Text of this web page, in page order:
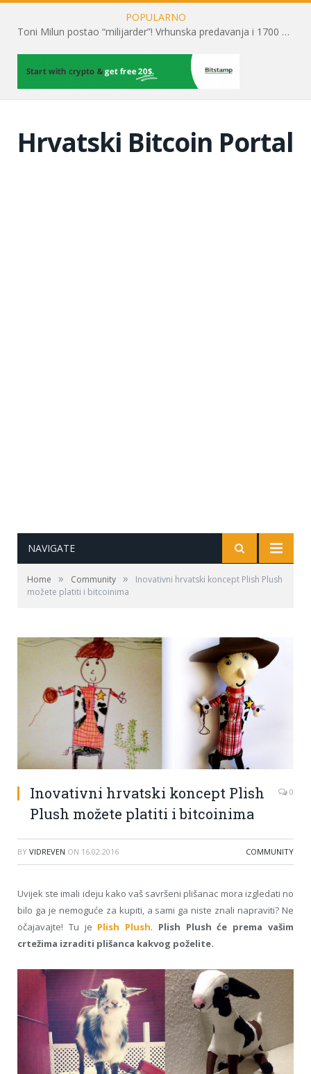
POPULARNO
Toni Milun postao “milijarder”! Vrhunska predavanja i 1700 posjetitelja obilježili su mjesec financijske pismenosti
Hrvatski Bitcoin Portal
NAVIGATE
Home » Community »
Inovativni hrvatski koncept Plish Plush
možete platiti i bitcoinima
Inovativni hrvatski koncept Plish
Plush možete platiti i bitcoinima
0
BY VIDREVEN ON 16.02.2016 COMMUNITY
Uvijek ste imali ideju kako vaš savršeni plišanac mora izgledati no
bilo ga je nemoguće za kupiti, a sami ga niste znali napraviti? Ne
očajavajte! Tu je Plish Plush. Plish Plush će prema vašim
crtežima izraditi plišanca kakvog poželite.